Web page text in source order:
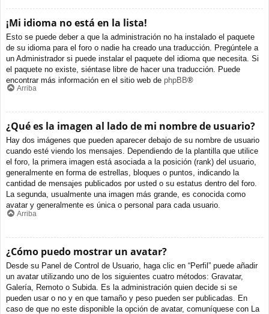
¡Mi idioma no está en la lista!
Esto se puede deber a que la administración no ha instalado el paquete
de su idioma para el foro o nadie ha creado una traducción. Pregúntele a
un Administrador si puede instalar el paquete del idioma que necesita. Si
el paquete no existe, siéntase libre de hacer una traducción. Puede
encontrar más información en el sitio web de phpBB®
Arriba
¿Qué es la imagen al lado de mi nombre de usuario?
Hay dos imágenes que pueden aparecer debajo de su nombre de usuario
cuando esté viendo los mensajes. Dependiendo de la plantilla que utilice
el foro, la primera imagen está asociada a la posición (rank) del usuario,
generalmente en forma de estrellas, bloques o puntos, indicando la
cantidad de mensajes publicados por usted o su estatus dentro del foro.
La segunda, usualmente una imagen más grande, es conocida como
avatar y generalmente es única o personal para cada usuario.
Arriba
¿Cómo puedo mostrar un avatar?
Desde su Panel de Control de Usuario, haga clic en “Perfil” puede añadir
un avatar utilizando uno de los siguientes cuatro métodos: Gravatar,
Galería, Remoto o Subida. Es la administración quien decide si se
pueden usar o no y en que tamaño y peso pueden ser publicadas. En
caso de que no este disponible la opción de avatar, comuníquese con La